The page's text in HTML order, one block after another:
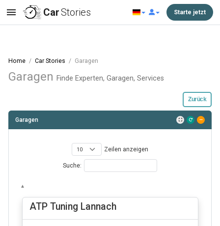
CarStories Starte jetzt
Home Car Stories Garagen
Garagen Finde Experten, Garagen, Services
Zurück
Garagen
Zeilen anzeigen
Suche:
ATP Tuning Lannach